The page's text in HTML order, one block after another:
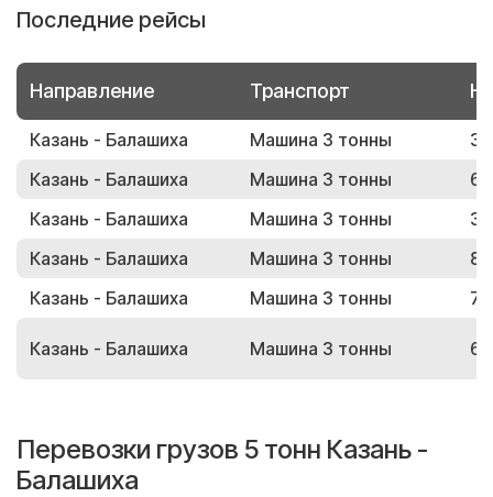
Последние рейсы
Направление Транспорт
Казань - Балашиха Машина 3 тонны
Казань - Балашиха
Машина 3 тонны
Казань - Балашиха
Машина 3 тонны
Казань - Балашиха
Машина 3 тонны
Казань - Балашиха
Машина 3 тонны
Казань - Балашиха Машина 3 тонны
Перевозки грузов 5 тонн Казань -
Балашиха